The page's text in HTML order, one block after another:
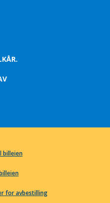
billeien
for avbestilling